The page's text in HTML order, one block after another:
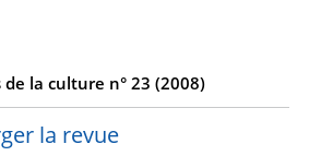
de la culture n° 23 (2008)
la revue